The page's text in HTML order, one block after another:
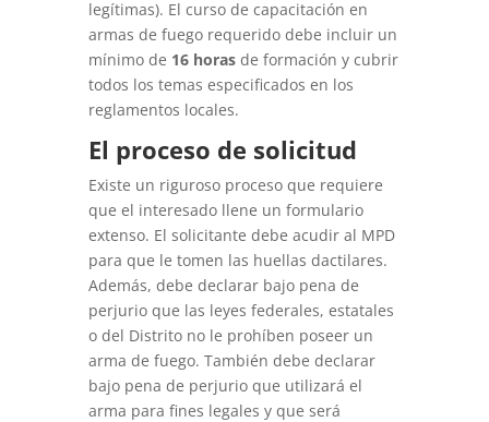
legítimas). El curso de capacitación en
armas de fuego requerido debe incluir un
mínimo de 16 horasde formación y cubrir
todos los temas especificados en los
reglamentos locales.
El proceso de solicitud
Existe un riguroso proceso que requiere
que el interesado llene un formulario
extenso. El solicitante debe acudir al MPD
para que le tomen las huellas dactilares.
Además, debe declarar bajo pena de
perjurio que las leyes federales, estatales
o del Distrito no le prohíben poseer un
arma de fuego. También debe declarar
bajo pena de perjurio que utilizará el
arma para fines legales y que será